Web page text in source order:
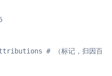
# （标记，归因百分